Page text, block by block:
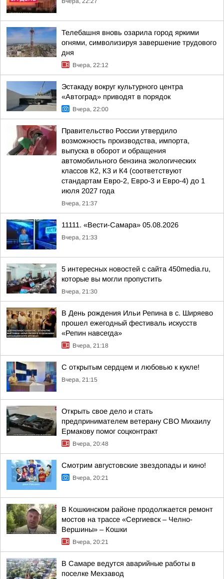
Телебашня вновь озарила город яркими
огнями, символизируя завершение трудового
дня
Вчера, 22:12
Эстакаду вокруг культурного центра
«Автоград» приводят в порядок
Вчера, 22:00
Правительство России утвердило
возможность производства, импорта,
выпуска в оборот и обращения
автомобильного бензина экологических
классов К2, К3 и К4 (соответствуют
стандартам Евро-2, Евро-3 и Евро-4) до 1
июля 2027 года
Вчера, 21:37
11111. «Вести-Самара» 05.08.2026
Вчера, 21:33
5 интересных новостей с сайта 450media.ru,
которые вы могли пропустить
Вчера, 21:30
В День рождения Ильи Репина в с. Ширяево
прошел ежегодный фестиваль искусств
«Репин навсегда»
Вчера, 21:18
С открытым сердцем и любовью к кукле!
Вчера, 21:15
Открыть свое дело и стать
предпринимателем ветерану СВО Михаилу
Ермакову помог соцконтракт
Вчера, 20:48
Смотрим августовские звездопады и кино!
Вчера, 20:21
В Кошкинском районе продолжается ремонт
мостов на трассе «Сергиевск – Челно-
Вершины» – Кошки
Вчера, 20:21
В Самаре ведутся аварийные работы в
поселке Мехзавод